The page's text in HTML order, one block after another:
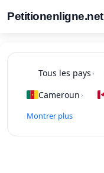
Petitionenligne.net
Tous les pays ›
Cameroun ›
Montrer plus